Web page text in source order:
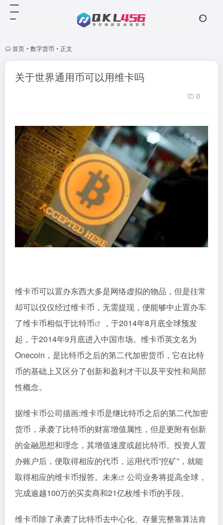
首页 • 数字货币 • 正文
关于世界通用币可以用维卡吗
0
维卡币可以置办东西大多是网络虚拟的物品，但是往常
却可以仅仅经过维卡币，无需提现，便能够中止置办车
了维卡币相似于比特币
，于2014年8月底全球预发
起，于2014年9月底进入中国市场。维卡币英文名为
Onecoin，是比特币之后的第二代加密货币，它在比特
币的基础上又区分了创新和盈利才干以及平安性和局部
性概念。
据维卡币公司描画:维卡币是继比特币之后的第二代加密
货币，承袭了比特币的财富增值属性，但是更附有创新
的金融思想和理念，其增值速度或超比特币。投资人置
办账户后，便取得相应的代币，运用代币”挖矿”，就能
取得相应的维卡币报答。 未来
公司业务将提高全球，
完成逾越100万的买卖商和21亿枚维卡币的手段。
维卡币除了承袭了比特币去中心化、存量完整靠算法肯